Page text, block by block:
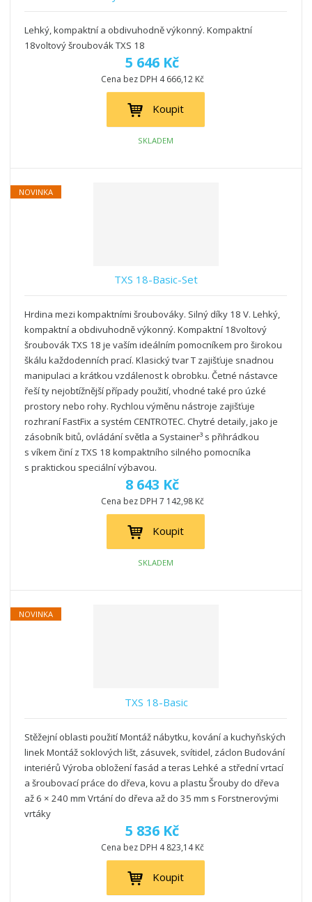
Lehký, kompaktní a obdivuhodně výkonný. Kompaktní
18voltový šroubovák TXS 18
5 646 Kč
Cena bez DPH 4 666,12 Kč
Koupit
SKLADEM
TXS 18-Basic-Set
NOVINKA
Hrdina mezi kompaktními šroubováky. Silný díky 18 V. Lehký,
kompaktní a obdivuhodně výkonný. Kompaktní 18voltový
šroubovák TXS 18 je vaším ideálním pomocníkem pro širokou
škálu každodenních prací. Klasický tvar T zajišťuje snadnou
manipulaci a krátkou vzdálenost k obrobku. Četné nástavce
řeší ty nejobtížnější případy použití, vhodné také pro úzké
prostory nebo rohy. Rychlou výměnu nástroje zajišťuje
rozhraní FastFix a systém CENTROTEC. Chytré detaily, jako je
zásobník bitů, ovládání světla a Systainer³ s přihrádkou
s víkem činí z TXS 18 kompaktního silného pomocníka
s praktickou speciální výbavou.
8 643 Kč
Cena bez DPH 7 142,98 Kč
Koupit
SKLADEM
TXS 18-Basic
NOVINKA
Stěžejní oblasti použití Montáž nábytku, kování a kuchyňských
linek Montáž soklových lišt, zásuvek, svítidel, záclon Budování
interiérů Výroba obložení fasád a teras Lehké a střední vrtací
a šroubovací práce do dřeva, kovu a plastu Šrouby do dřeva
až 6 × 240 mm Vrtání do dřeva až do 35 mm s Forstnerovými
vrtáky
5 836 Kč
Cena bez DPH 4 823,14 Kč
Koupit